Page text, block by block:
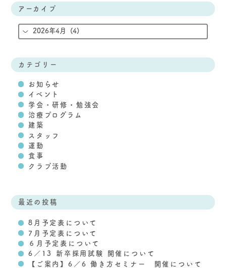
アーカイブ
カテゴリー
お知らせ
イベント
学会・研修・勉強会
治療プログラム
建築
スタッフ
運動
食事
クラブ活動
最近の投稿
8月予定表について
7月予定表について
６月予定表について
6／13 新卒採用試験 開催について
【ご案内】6／6 働き方セミナー 開催について